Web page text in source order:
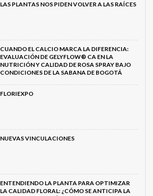
LAS PLANTAS NOS PIDEN VOLVER A LAS RAÍCES
CUANDO EL CALCIO MARCA LA DIFERENCIA:
EVALUACIÓN DE GELYFLOW® CA EN LA
NUTRICIÓN Y CALIDAD DE ROSA SPRAY BAJO
CONDICIONES DE LA SABANA DE BOGOTÁ
FLORIEXPO
NUEVAS VINCULACIONES
ENTENDIENDO LA PLANTA PARA OPTIMIZAR
LA CALIDAD FLORAL: ¿CÓMO SE ANTICIPA LA